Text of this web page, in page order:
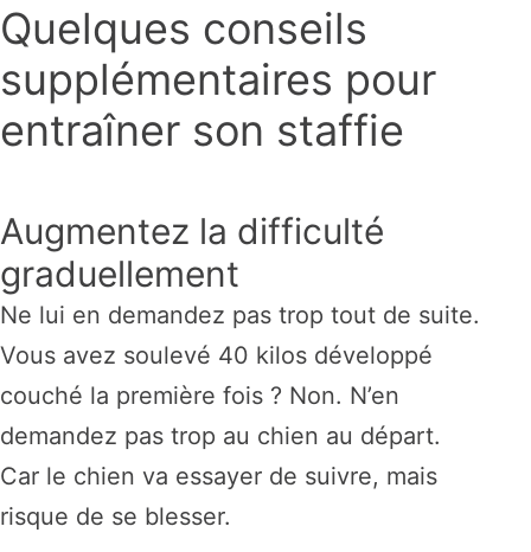
Quelques conseils
supplémentaires pour
entraîner son staffie
Augmentez la difficulté
graduellement
Ne lui en demandez pas trop tout de suite.
Vous avez soulevé 40 kilos développé
couché la première fois ? Non. N’en
demandez pas trop au chien au départ.
Car le chien va essayer de suivre, mais
risque de se blesser.